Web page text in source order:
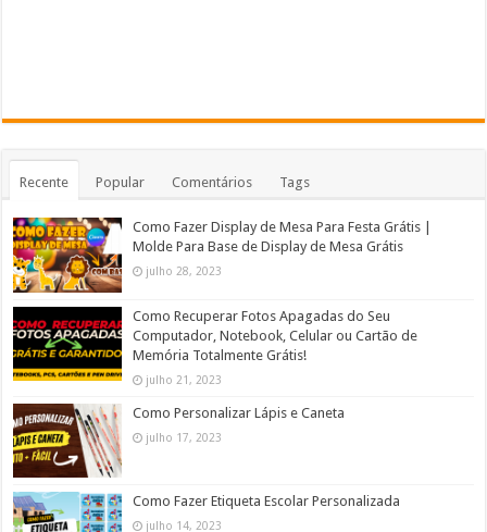
Recente Popular Comentários Tags
Como Fazer Display de Mesa Para Festa Grátis |
Molde Para Base de Display de Mesa Grátis
julho 28, 2023
Como Recuperar Fotos Apagadas do Seu
Computador, Notebook, Celular ou Cartão de
Memória Totalmente Grátis!
julho 21, 2023
Como Personalizar Lápis e Caneta
julho 17, 2023
Como Fazer Etiqueta Escolar Personalizada
julho 14, 2023